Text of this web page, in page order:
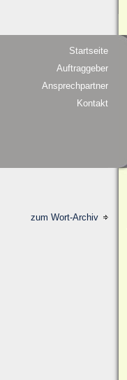
Startseite
Auftraggeber
Ansprechpartner
Kontakt
zum Wort-Archiv